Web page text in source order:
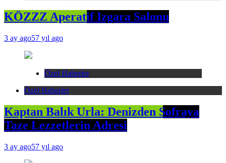
KÖZZZ Aperatif Izgara Salonu
3 ay ago57 yıl ago
Özel Haberler
Özel Haberler
Kaptan Balık Urla: Denizden Sofraya
Taze Lezzetlerin Adresi
3 ay ago57 yıl ago